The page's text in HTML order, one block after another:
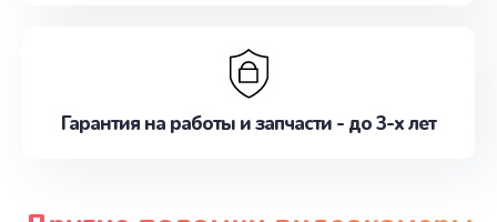
Гарантия на работы и запчасти - до 3-х лет